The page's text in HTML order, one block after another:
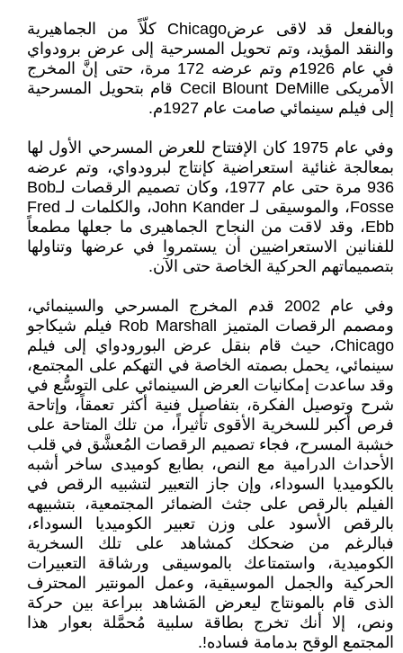
وبالفعل قد لاقى عرضChicago كلّاً من الجماهيرية
والنقد المؤيد، وتم تحويل المسرحية إلى عرض برودواي
في عام 1926م وتم عرضه 172 مرة، حتى إنَّ المخرج
الأمريكى Cecil Blount DeMille قام بتحويل المسرحية
إلى فيلم سينمائي صامت عام 1927م.
وفي عام 1975 كان الإفتتاح للعرض المسرحي الأول لها
بمعالجة غنائية استعراضية كإنتاج لبرودواي، وتم عرضه
936 مرة حتى عام 1977، وكان تصميم الرقصات لـBob
Fosse، والموسيقى لـ John Kander، والكلمات لـ Fred
Ebb، وقد لاقت من النجاح الجماهيرى ما جعلها مطمعاً
للفنانين الاستعراضيين أن يستمروا في عرضها وتناولها
بتصميماتهم الحركية الخاصة حتى الآن.
وفي عام 2002 قدم المخرج المسرحي والسينمائي،
ومصمم الرقصات المتميز Rob Marshall فيلم شيكاجو
Chicago، حيث قام بنقل عرض البورودواي إلى فيلم
سينمائي، يحمل بصمته الخاصة في التهكم على المجتمع،
وقد ساعدت إمكانيات العرض السينمائي على التوسُّع في
شرح وتوصيل الفكرة، بتفاصيل فنية أكثر تعمقاً، وإتاحة
فرص أكبر للسخرية الأقوى تأثيراً، من تلك المتاحة على
خشبة المسرح، فجاء تصميم الرقصات المُعشَّق في قلب
الأحداث الدرامية مع النص، بطابع كوميدى ساخر أشبه
بالكوميديا السوداء، وإن جاز التعبير لتشبيه الرقص في
الفيلم بالرقص على جثث الضمائر المجتمعية، بتشبيهه
بالرقص الأسود على وزن تعبير الكوميديا السوداء،
فبالرغم من ضحكك كمشاهد على تلك السخرية
الكوميدية، واستمتاعك بالموسيقى ورشاقة التعبيرات
الحركية والجمل الموسيقية، وعمل المونتير المحترف
الذى قام بالمونتاج ليعرض المَشاهد ببراعة بين حركة
ونص، إلا أنك تخرج بطاقة سلبية مُحمَّلة بعوار هذا
المجتمع الوقح بدمامة فساده!.